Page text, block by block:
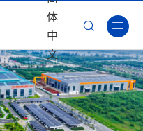
体
中
文
 